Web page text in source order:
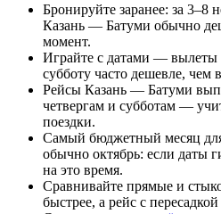
Бронируйте заранее: за 3–8
Казань — Батуми обычно
момент.
Играйте с датами — вылеты
субботу часто дешевле, чем
Рейсы Казань — Батуми
четвергам и субботам —
поездки.
Самый бюджетный месяц
обычно октябрь: если даты
на это время.
Сравнивайте прямые и
быстрее, а рейс с